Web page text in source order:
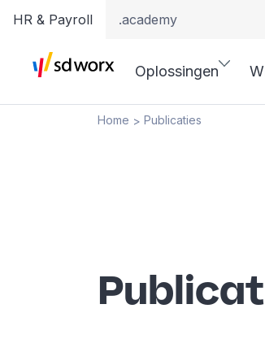
HR & Payroll .academy
Oplossingen
Home > Publicaties